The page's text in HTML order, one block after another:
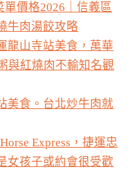
價格2026｜信義區
牛肉湯餃攻略
龍山寺站美食，萬華
與紅燒肉不輸知名觀
美食。台北炒牛肉就
Express，捷運忠
女孩子或約會很受歡